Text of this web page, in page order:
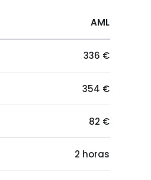
AML
336 €
354 €
82 €
2 horas